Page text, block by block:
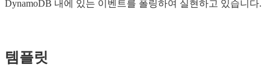
DynamoDB 내에 있는 이벤트를 폴링하여 실현하고 있습니다.
템플릿